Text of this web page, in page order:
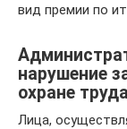
вид премии по
нарушение
охране труда
Лица,